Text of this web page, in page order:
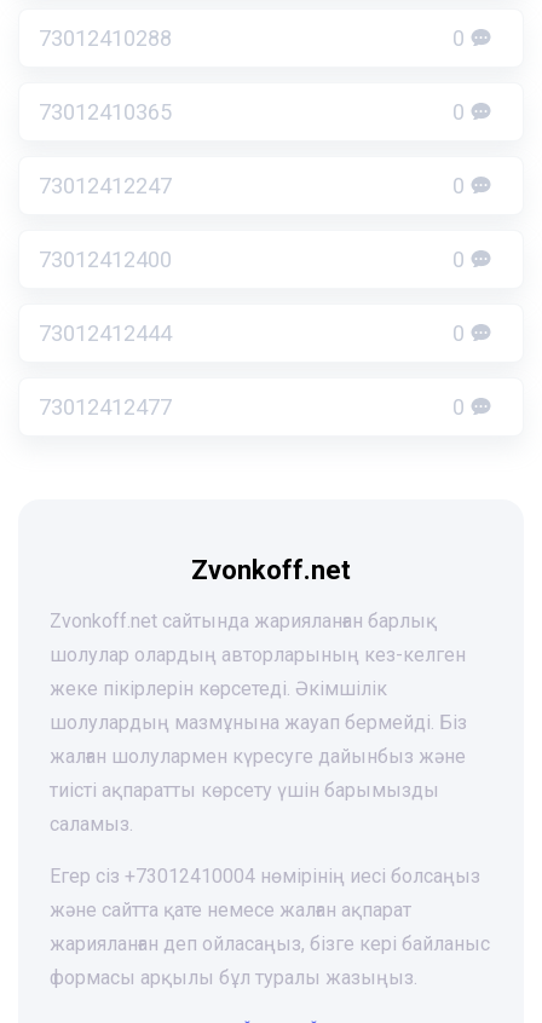
73012410288 0
73012410365 0
73012412247 0
73012412400 0
73012412444 0
73012412477 0
Zvonkoff.net
Zvonkoff.net сайтында жарияланған барлық
шолулар олардың авторларының кез-келген
жеке пікірлерін көрсетеді. Әкімшілік
шолулардың мазмұнына жауап бермейді. Біз
жалған шолулармен күресуге дайынбыз және
тиісті ақпаратты көрсету үшін барымызды
саламыз.
Егер сіз +73012410004 нөмірінің иесі болсаңыз
және сайтта қате немесе жалған ақпарат
жарияланған деп ойласаңыз, бізге кері байланыс
формасы арқылы бұл туралы жазыңыз.